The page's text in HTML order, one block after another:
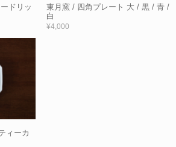
ドリッ
東月窯 / 四角プレート 大 / 黒 / 青 /
白
¥4,000
ィーカ